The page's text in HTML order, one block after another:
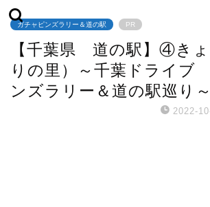
ガチャピンズラリー＆道の駅 PR
【千葉県 道の駅】④き
りの里）～千葉ドライブ
ンズラリー＆道の駅巡り～
2022-